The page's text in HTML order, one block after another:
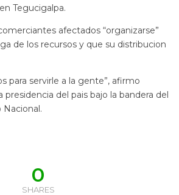
Tegucigalpa.
afectados “organizarse”
de los recursos y que su distribucion
para servirle a la gente”, afirmo
presidencia del pais bajo la bandera del
0
SHARES